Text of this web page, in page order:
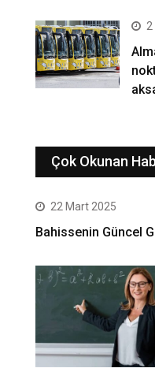
2
Çok Okunan
22 Mart 2025
Bahissenin Güncel